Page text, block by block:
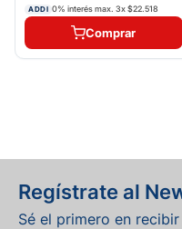
ADDI 0% interés max. 3x$22.518
Comprar
Regístrate al
Sé el primero en